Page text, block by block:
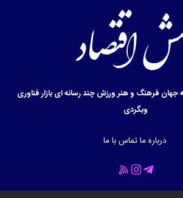
جهان فرهنگ و هنرورزشچند رسانه ایبازارفناوری
وبگردی
درباره ماتماس با ما